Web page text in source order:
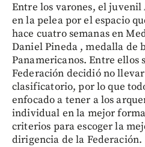
Entre los varones, el juvenil
en la pelea por el espacio
hace cuatro semanas en
Daniel Pineda , medalla de
Panamericanos. Entre ellos
Federación decidió no
clasificatorio, por lo que
enfocado a tener a los
individual en la mejor
criterios para escoger la
dirigencia de la Federación.